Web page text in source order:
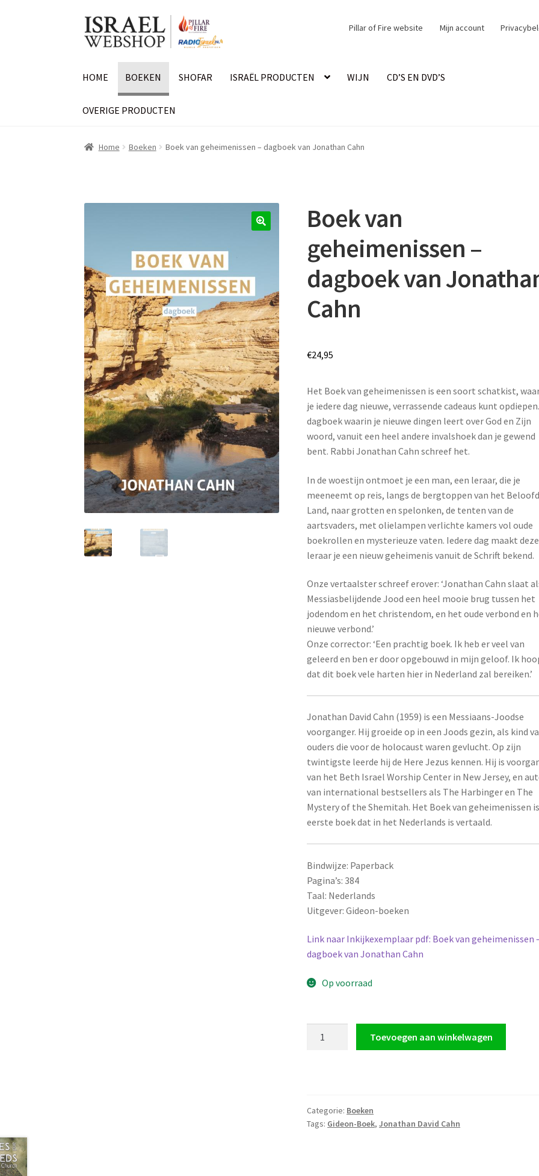
Ga
door
Ga
naar
Pillar of Fire website Mijn account
HOME BOEKEN SHOFAR ISRAËL PRODUCTEN WIJN CD’S EN DVD’S
OVERIGE PRODUCTEN
Home Boeken Boek van geheimenissen – dagboek van Jonathan Cahn
Boek van
geheimenissen –
dagboek van
Cahn
€24,95
Het Boek van geheimenissen is een soort schatkist,
je iedere dag nieuwe, verrassende cadeaus kunt
dagboek waarin je nieuwe dingen leert over God en Zijn
woord, vanuit een heel andere invalshoek dan je gewend
bent. Rabbi Jonathan Cahn schreef het.
In de woestijn ontmoet je een man, een leraar, die je
meeneemt op reis, langs de bergtoppen van het
Land, naar grotten en spelonken, de tenten van de
aartsvaders, met olielampen verlichte kamers vol oude
boekrollen en mysterieuze vaten. Iedere dag maakt deze
leraar je een nieuw geheimenis vanuit de Schrift bekend.
Onze vertaalster schreef erover: ‘Jonathan Cahn slaat
Messiasbelijdende Jood een heel mooie brug tussen het
jodendom en het christendom, en het oude verbond en
nieuwe verbond.’
Onze corrector: ‘Een prachtig boek. Ik heb er veel van
geleerd en ben er door opgebouwd in mijn geloof. Ik
dat dit boek vele harten hier in Nederland zal bereiken.’
Jonathan David Cahn (1959) is een Messiaans-Joodse
voorganger. Hij groeide op in een Joods gezin, als kind
ouders die voor de holocaust waren gevlucht. Op zijn
twintigste leerde hij de Here Jezus kennen. Hij is
van het Beth Israel Worship Center in New Jersey, en
van international bestsellers als The Harbinger en The
Mystery of the Shemitah. Het Boek van geheimenissen
eerste boek dat in het Nederlands is vertaald.
Bindwijze: Paperback
Pagina’s:384
Taal: Nederlands
Uitgever: Gideon-boeken
Link naar Inkijkexemplaar pdf: Boek van geheimenissen
dagboek van Jonathan Cahn
Op voorraad
van
Jonathan
Toevoegen aan winkelwagen
Categorie: Boeken
Tags: Gideon-Boek,Jonathan David Cahn